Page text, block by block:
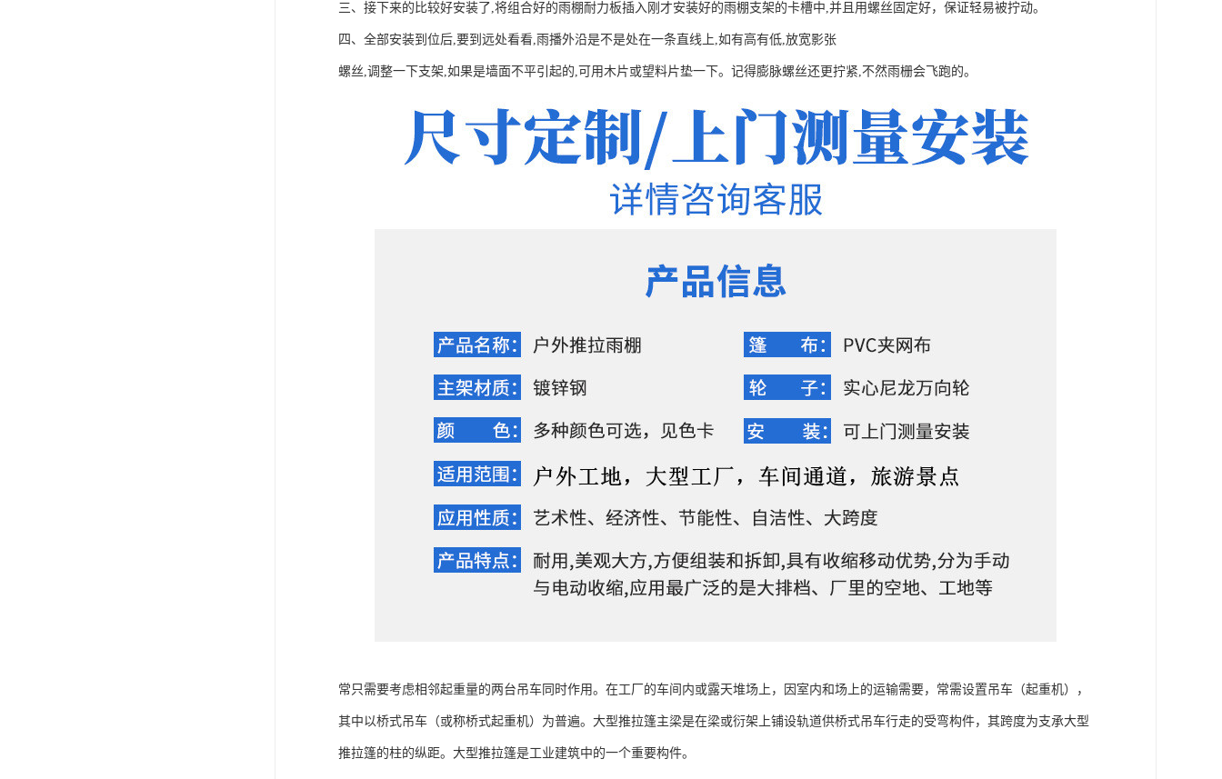
三、接下来的比较好安装了,将组合好的雨棚耐力板插入刚才安装好的雨棚支架的卡槽中,并且用螺丝固定好，保证轻易被拧动。
四、全部安装到位后,要到远处看看,雨播外沿是不是处在一条直线上,如有高有低,放宽影张
螺丝,调整一下支架,如果是墙面不平引起的,可用木片或望料片垫一下。记得膨脉螺丝还更拧紧,不然雨栅会飞跑的。
常只需要考虑相邻起重量的两台吊车同时作用。在工厂的车间内或露天堆场上，因室内和场上的运输需要，常需设置吊车（起重机），
其中以桥式吊车（或称桥式起重机）为普遍。大型推拉篷主梁是在梁或衍架上铺设轨道供桥式吊车行走的受弯构件，其跨度为支承大型
推拉篷的柱的纵距。大型推拉篷是工业建筑中的一个重要构件。